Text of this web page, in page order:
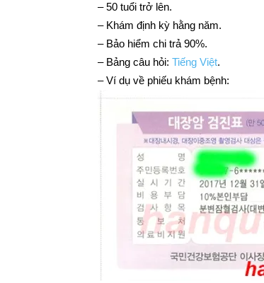
– 50 tuổi trở lên.
– Khám định kỳ hằng năm.
– Bảo hiểm chi trả 90%.
– Bảng câu hỏi: Tiếng Việt.
– Ví dụ về phiếu khám bệnh: